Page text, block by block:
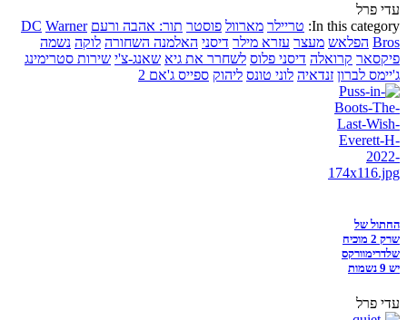
עדי פרל
In this category: טריילר מארוול פוסטר תור: אהבה ורעם DC Warner
Bros הפלאש מעצר עזרא מילר דיסני האלמנה השחורה לוקה נשמה
פיקסאר קרואלה דיסני פלוס לשחרר את גיא שאנג-צ'י שירות סטרימינג
ג'יימס לברון זנדאיה לוני טונס ליהוק ספייס ג'אם 2
החתול של
שרק 2 מוכיח
שלדרימוורקס
יש 9 נשמות
עדי פרל